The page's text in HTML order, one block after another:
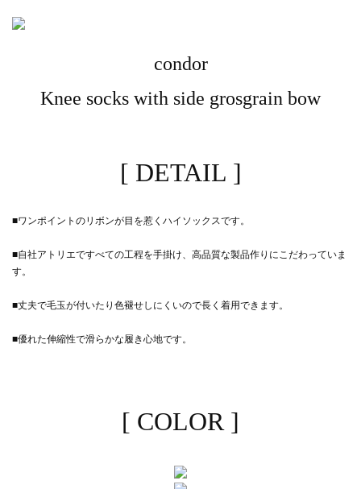
condor
Knee socks with side grosgrain bow
[ DETAIL ]
■ワンポイントのリボンが目を惹くハイソックスです。
■自社アトリエですべての工程を手掛け、高品質な製品作りにこだわっていま
す。
■丈夫で毛玉が付いたり色褪せしにくいので長く着用できます。
■優れた伸縮性で滑らかな履き心地です。
[ COLOR ]